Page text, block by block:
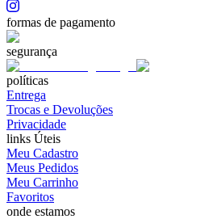
formas de pagamento
segurança
políticas
Entrega
Trocas e Devoluções
Privacidade
links Úteis
Meu Cadastro
Meus Pedidos
Meu Carrinho
Favoritos
onde estamos